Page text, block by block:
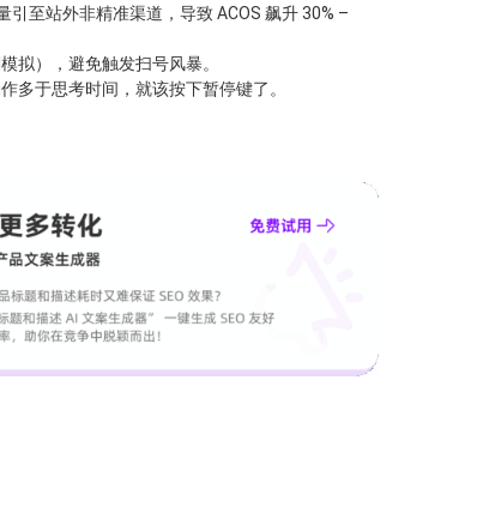
引至站外非精准渠道，导致 ACOS 飙升 30% –
拟），避免触发扫号风暴。
多于思考时间，就该按下暂停键了。